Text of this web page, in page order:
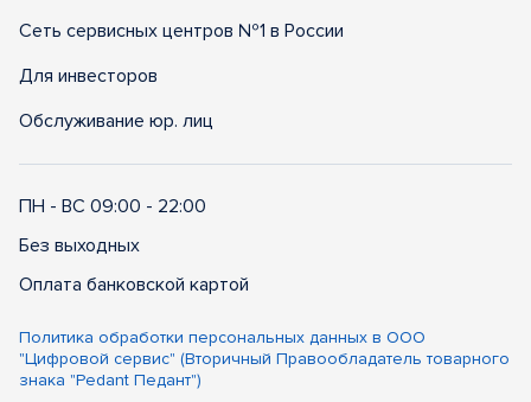
Сеть сервисных центров №1 в России
Для инвесторов
Обслуживание юр. лиц
ПН - ВС 09:00 - 22:00
Без выходных
Оплата банковской картой
Политика обработки персональных данных в ООО
"Цифровой сервис" (Вторичный Правообладатель товарного
знака "Pedant Педант")